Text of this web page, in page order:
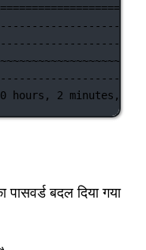
hours, 2 minutes, 42
बदल दिया गया